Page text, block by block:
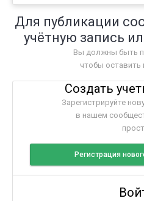
Для публикации
учётную запись
Вы должны быть
чтобы оставить
Создать
Зарегистрируйте
в нашем
Регистрация